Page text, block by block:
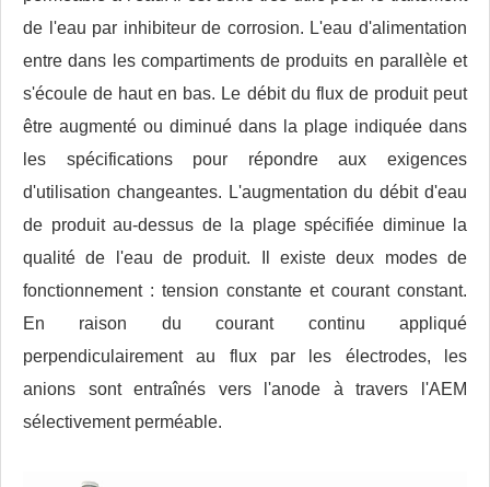
de l'eau par inhibiteur de corrosion. L'eau d'alimentation
entre dans les compartiments de produits en parallèle et
s'écoule de haut en bas. Le débit du flux de produit peut
être augmenté ou diminué dans la plage indiquée dans
les spécifications pour répondre aux exigences
d'utilisation changeantes. L'augmentation du débit d'eau
de produit au-dessus de la plage spécifiée diminue la
qualité de l'eau de produit. Il existe deux modes de
fonctionnement : tension constante et courant constant.
En raison du courant continu appliqué
perpendiculairement au flux par les électrodes, les
anions sont entraînés vers l'anode à travers l'AEM
sélectivement perméable.